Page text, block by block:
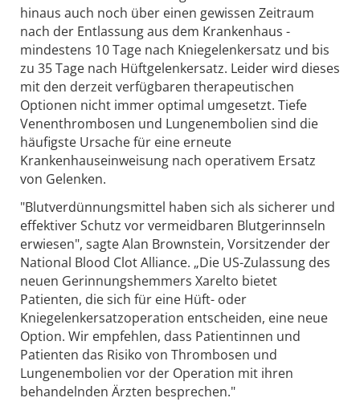
hinaus auch noch über einen gewissen Zeitraum
nach der Entlassung aus dem Krankenhaus -
mindestens 10 Tage nach Kniegelenkersatz und bis
zu 35 Tage nach Hüftgelenkersatz. Leider wird dieses
mit den derzeit verfügbaren therapeutischen
Optionen nicht immer optimal umgesetzt. Tiefe
Venenthrombosen und Lungenembolien sind die
häufigste Ursache für eine erneute
Krankenhauseinweisung nach operativem Ersatz
von Gelenken.
"Blutverdünnungsmittel haben sich als sicherer und
effektiver Schutz vor vermeidbaren Blutgerinnseln
erwiesen", sagte Alan Brownstein, Vorsitzender der
National Blood Clot Alliance. „Die US-Zulassung des
neuen Gerinnungshemmers Xarelto bietet
Patienten, die sich für eine Hüft- oder
Kniegelenkersatzoperation entscheiden, eine neue
Option. Wir empfehlen, dass Patientinnen und
Patienten das Risiko von Thrombosen und
Lungenembolien vor der Operation mit ihren
behandelnden Ärzten besprechen."